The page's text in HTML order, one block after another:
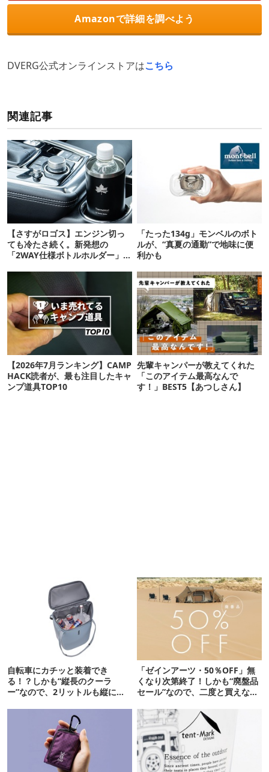
Amazonで詳細を調べよう
DVERG公式オンラインストアはこちら
関連記事
【さすがロゴス】エンジン切っ
ても冷たさ続く。新発想の
「2WAY仕様ボトルホルダー」が
「たった134g」モンベルのボト
ルが、“真夏の通勤”で地味に便
利かも
【2026年7月ランキング】CAMP
HACK読者が、最も注目したキャ
ンプ道具TOP10
先輩キャンパーが教えてくれた
「このアイテム最高なんで
す！」BEST5【あつしさん】
自転車にカチッと装着でき
る！？しかも“縦長のクーラ
ー”なので、2リットルも縦に入
「ゼインアーツ・50％OFF」無
くなり次第終了！しかも“廃盤品
セール”なので、二度と買えない